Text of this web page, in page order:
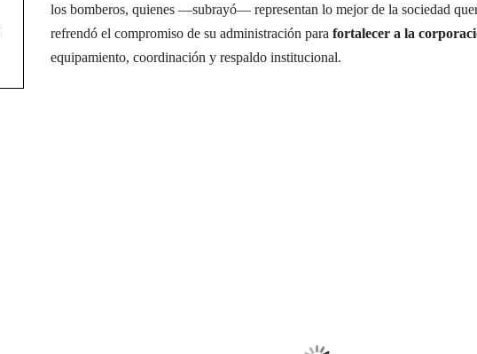
los bomberos, quienes —subrayó— representan lo mejor de la sociedad
refrendó el compromiso de su administración para fortalecer a la
equipamiento, coordinación y respaldo institucional.